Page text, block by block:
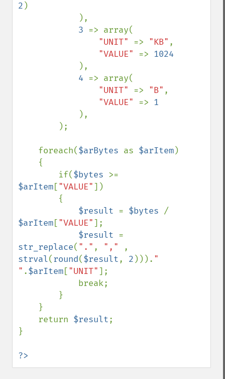
2 )
3 => array(
"UNIT" => "KB" ,
"VALUE" => 1024
),
4 => array(
"UNIT" => "B" ,
"VALUE" => 1
),
    foreach(
$arBytes as $arItem)
        if(
$bytes
$arItem["VALUE"])
$result = $bytes
$arItem["VALUE"];
$result
str_replace( "." , ","
strval(round($result, 2 ))). "
" .$arItem["UNIT"];
    return
$result;
}
?>